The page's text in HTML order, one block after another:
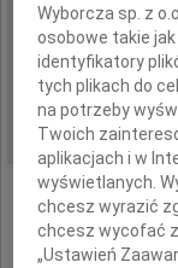
IMIĘ I NAZWISKO:
REGION:
DATA EMISJI:
Wyborcza sp. z
osobowe takie
identyfikatory
tych plikach do
na potrzeby
Twoich
aplikacjach i w
wyświetlanych.
chcesz wyrazić
chcesz wycofać
„Ustawień